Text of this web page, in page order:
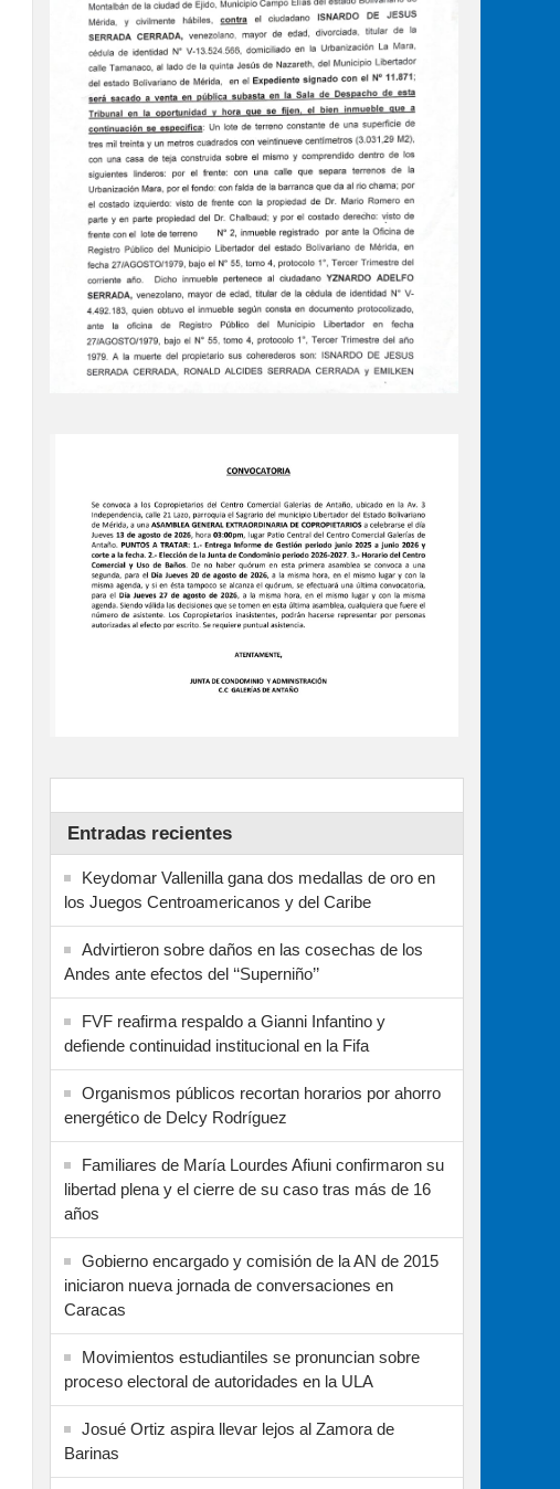
Entradas recientes
Keydomar Vallenilla gana dos medallas de oro en
los Juegos Centroamericanos y del Caribe
Advirtieron sobre daños en las cosechas de los
Andes ante efectos del ‘‘Superniño’’
FVF reafirma respaldo a Gianni Infantino y
defiende continuidad institucional en la Fifa
Organismos públicos recortan horarios por ahorro
energético de Delcy Rodríguez
Familiares de María Lourdes Afiuni confirmaron su
libertad plena y el cierre de su caso tras más de 16
años
Gobierno encargado y comisión de la AN de 2015
iniciaron nueva jornada de conversaciones en
Caracas
Movimientos estudiantiles se pronuncian sobre
proceso electoral de autoridades en la ULA
Josué Ortiz aspira llevar lejos al Zamora de
Barinas